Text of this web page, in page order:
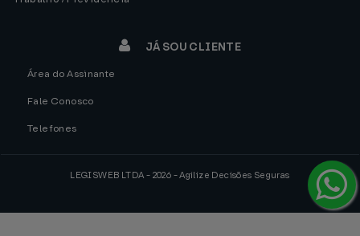
JÁ SOU CLIENTE
Área do Assinante
Fale Conosco
Telefones
LEGISWEB LTDA - 2026 - Agilize Decisões Seguras